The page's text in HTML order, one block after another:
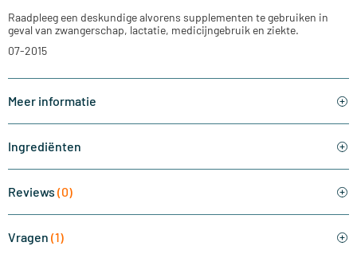
Raadpleeg een deskundige alvorens supplementen te gebruiken in
geval van zwangerschap, lactatie, medicijngebruik en ziekte.
07-2015
Meer informatie
Ingrediënten
Reviews (0)
Vragen (1)